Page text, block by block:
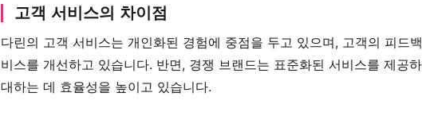
고객 서비스의 차이점
다린의 고객 서비스는 개인화된 경험에 중점을 두고 있으며, 고객의 피드
비스를 개선하고 있습니다. 반면, 경쟁 브랜드는 표준화된 서비스를 제공
대하는 데 효율성을 높이고 있습니다.